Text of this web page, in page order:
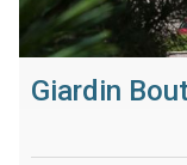
Giardin